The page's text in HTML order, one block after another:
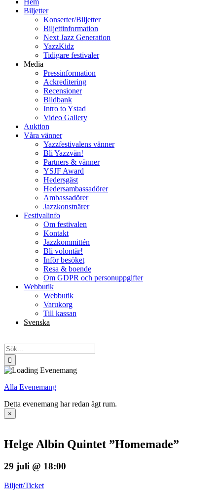
Hem
Biljetter
Konserter/Biljetter
Biljettinformation
Next Jazz Generation
YazzKidz
Tidigare festivaler
Media
Pressinformation
Ackreditering
Recensioner
Bildbank
Intro to Ystad
Video Gallery
Auktion
Våra vänner
Yazzfestivalens vänner
Bli Yazzvän!
Partners & vänner
YSJF Award
Hedersgäst
Hedersambassadörer
Ambassadörer
Jazzkonstnärer
Festivalinfo
Om festivalen
Kontakt
Jazzkommittén
Bli volontär!
Inför besöket
Resa & boende
Om GDPR och personuppgifter
Webbutik
Webbutik
Varukorg
Till kassan
Svenska
Sök
efter:
Alla Evenemang
Detta evenemang har redan ägt rum.
×
Helge Albin Quintet ”Homemade”
29 juli @ 18:00
Biljett/Ticket